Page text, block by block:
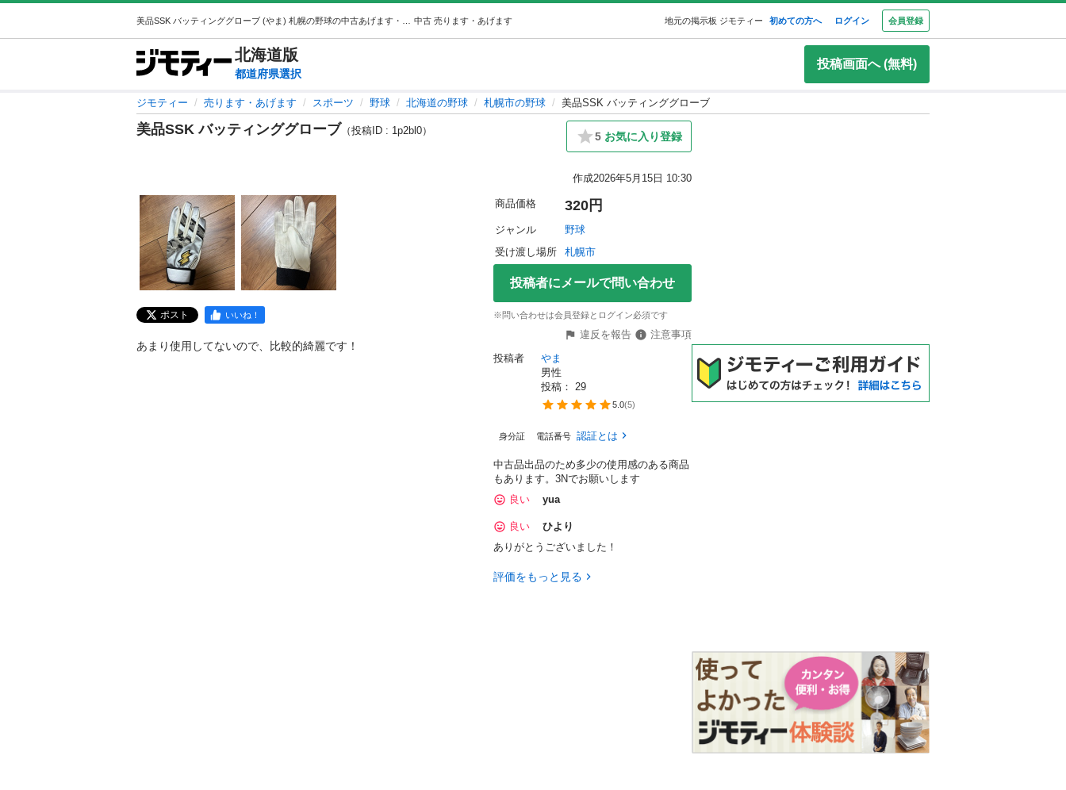
中古 売ります・あげます 地元の掲示板 ジモティー 初めての方へ ログイン 会員登録
北海道版
都道府県選択
投稿画面へ (無料)
ジモティー 売ります・あげます スポーツ 野球 北海道の野球 札幌市の野球 美品SSK バッティンググローブ
美品SSK バッティンググローブ （投稿ID : 1p2bl0） 5 お気に入り登録
作成2026年5月15日 10:30
ポスト いいね！
あまり使用してないので、比較的綺麗です！
商品価格 320円
ジャンル
野球
受け渡し場所
札幌市
投稿者にメールで問い合わせ
※問い合わせは会員登録とログイン必須です
違反を報告
注意事項
投稿者
やま
男性
投稿： 29
5.0(5)
身分証 電話番号 認証とは
中古品出品のため多少の使用感のある商品
もあります。3Nでお願いします
良い
yua
良い
ひより
ありがとうございました！
評価をもっと見る